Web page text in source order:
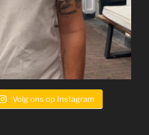
Volg ons op Instagram